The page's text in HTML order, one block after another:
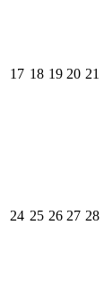
17 18 19 20 21
24 25 26 27 28